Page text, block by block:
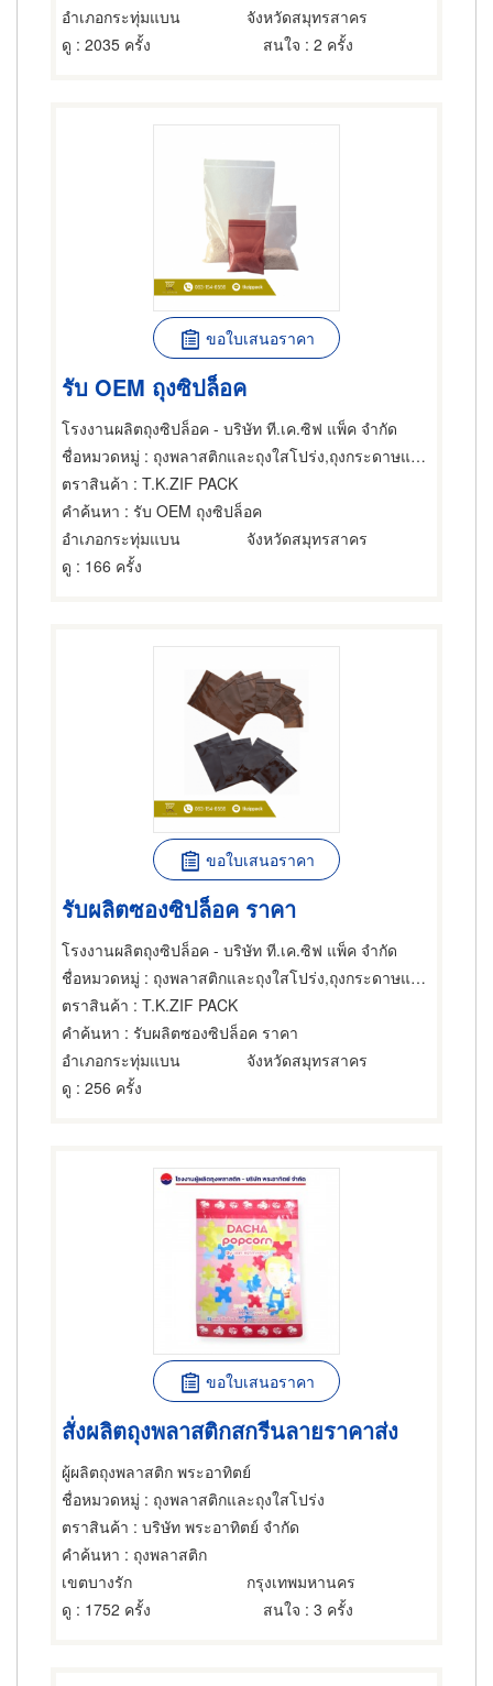
อำเภอกระทุ่มแบน
จังหวัดสมุทรสาคร
ดู : 2035 ครั้ง สนใจ : 2 ครั้ง
ขอใบเสนอราคา
รับ OEM ถุงซิปล็อค
โรงงานผลิตถุงซิปล็อค - บริษัท ที.เค.ซิฟ แพ็ค จำกัด
ชื่อหมวดหมู่ : ถุงพลาสติกและถุงใสโปร่ง,ถุงกระดาษและถุงพลาสติก
ตราสินค้า : T.K.ZIF PACK
คำค้นหา : รับ OEM ถุงซิปล็อค
อำเภอกระทุ่มแบน
จังหวัดสมุทรสาคร
ดู : 166 ครั้ง
ขอใบเสนอราคา
รับผลิตซองซิปล็อค ราคา
โรงงานผลิตถุงซิปล็อค - บริษัท ที.เค.ซิฟ แพ็ค จำกัด
ชื่อหมวดหมู่ : ถุงพลาสติกและถุงใสโปร่ง,ถุงกระดาษและถุงพลาสติก
ตราสินค้า : T.K.ZIF PACK
คำค้นหา : รับผลิตซองซิปล็อค ราคา
อำเภอกระทุ่มแบน
จังหวัดสมุทรสาคร
ดู : 256 ครั้ง
ขอใบเสนอราคา
สั่งผลิตถุงพลาสติกสกรีนลายราคาส่ง
ผู้ผลิตถุงพลาสติก พระอาทิตย์
ชื่อหมวดหมู่ : ถุงพลาสติกและถุงใสโปร่ง
ตราสินค้า : บริษัท พระอาทิตย์ จำกัด
คำค้นหา : ถุงพลาสติก
เขตบางรัก
กรุงเทพมหานคร
ดู : 1752 ครั้ง สนใจ : 3 ครั้ง